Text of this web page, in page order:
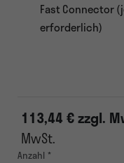
Fast Connector
erforderlich)
113,44 € zzgl.
MwSt.
Anzahl